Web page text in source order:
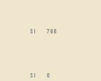
SI 766
SI 0